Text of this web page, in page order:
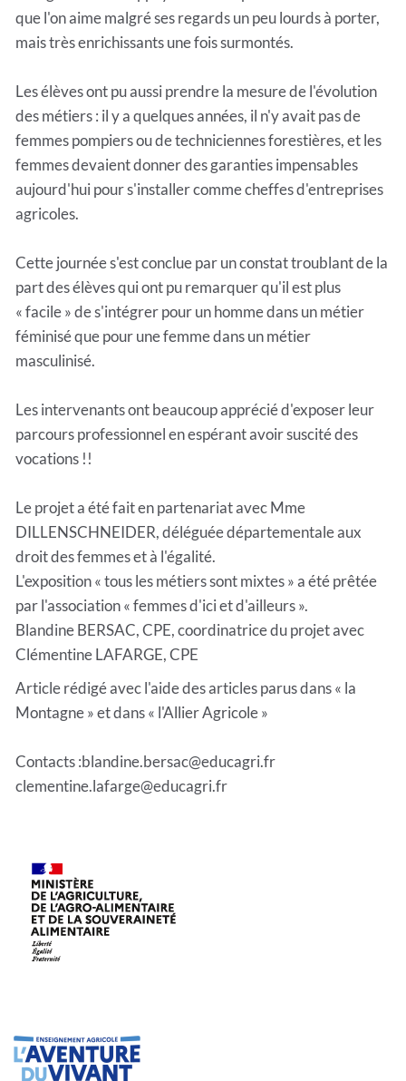
que l'on aime malgré ses regards un peu lourds à porter,
mais très enrichissants une fois surmontés.
Les élèves ont pu aussi prendre la mesure de l'évolution
des métiers : il y a quelques années, il n'y avait pas de
femmes pompiers ou de techniciennes forestières, et les
femmes devaient donner des garanties impensables
aujourd'hui pour s'installer comme cheffes d'entreprises
agricoles.
Cette journée s'est conclue par un constat troublant de la
part des élèves qui ont pu remarquer qu'il est plus
« facile » de s'intégrer pour un homme dans un métier
féminisé que pour une femme dans un métier
masculinisé.
Les intervenants ont beaucoup apprécié d'exposer leur
parcours professionnel en espérant avoir suscité des
vocations !!
Le projet a été fait en partenariat avec Mme
DILLENSCHNEIDER, déléguée départementale aux
droit des femmes et à l'égalité.
L'exposition « tous les métiers sont mixtes » a été prêtée
par l'association « femmes d'ici et d'ailleurs ».
Blandine BERSAC, CPE, coordinatrice du projet avec
Clémentine LAFARGE, CPE
Article rédigé avec l'aide des articles parus dans « la
Montagne » et dans « l'Allier Agricole »
Contacts :blandine.bersac@educagri.fr
clementine.lafarge@educagri.fr